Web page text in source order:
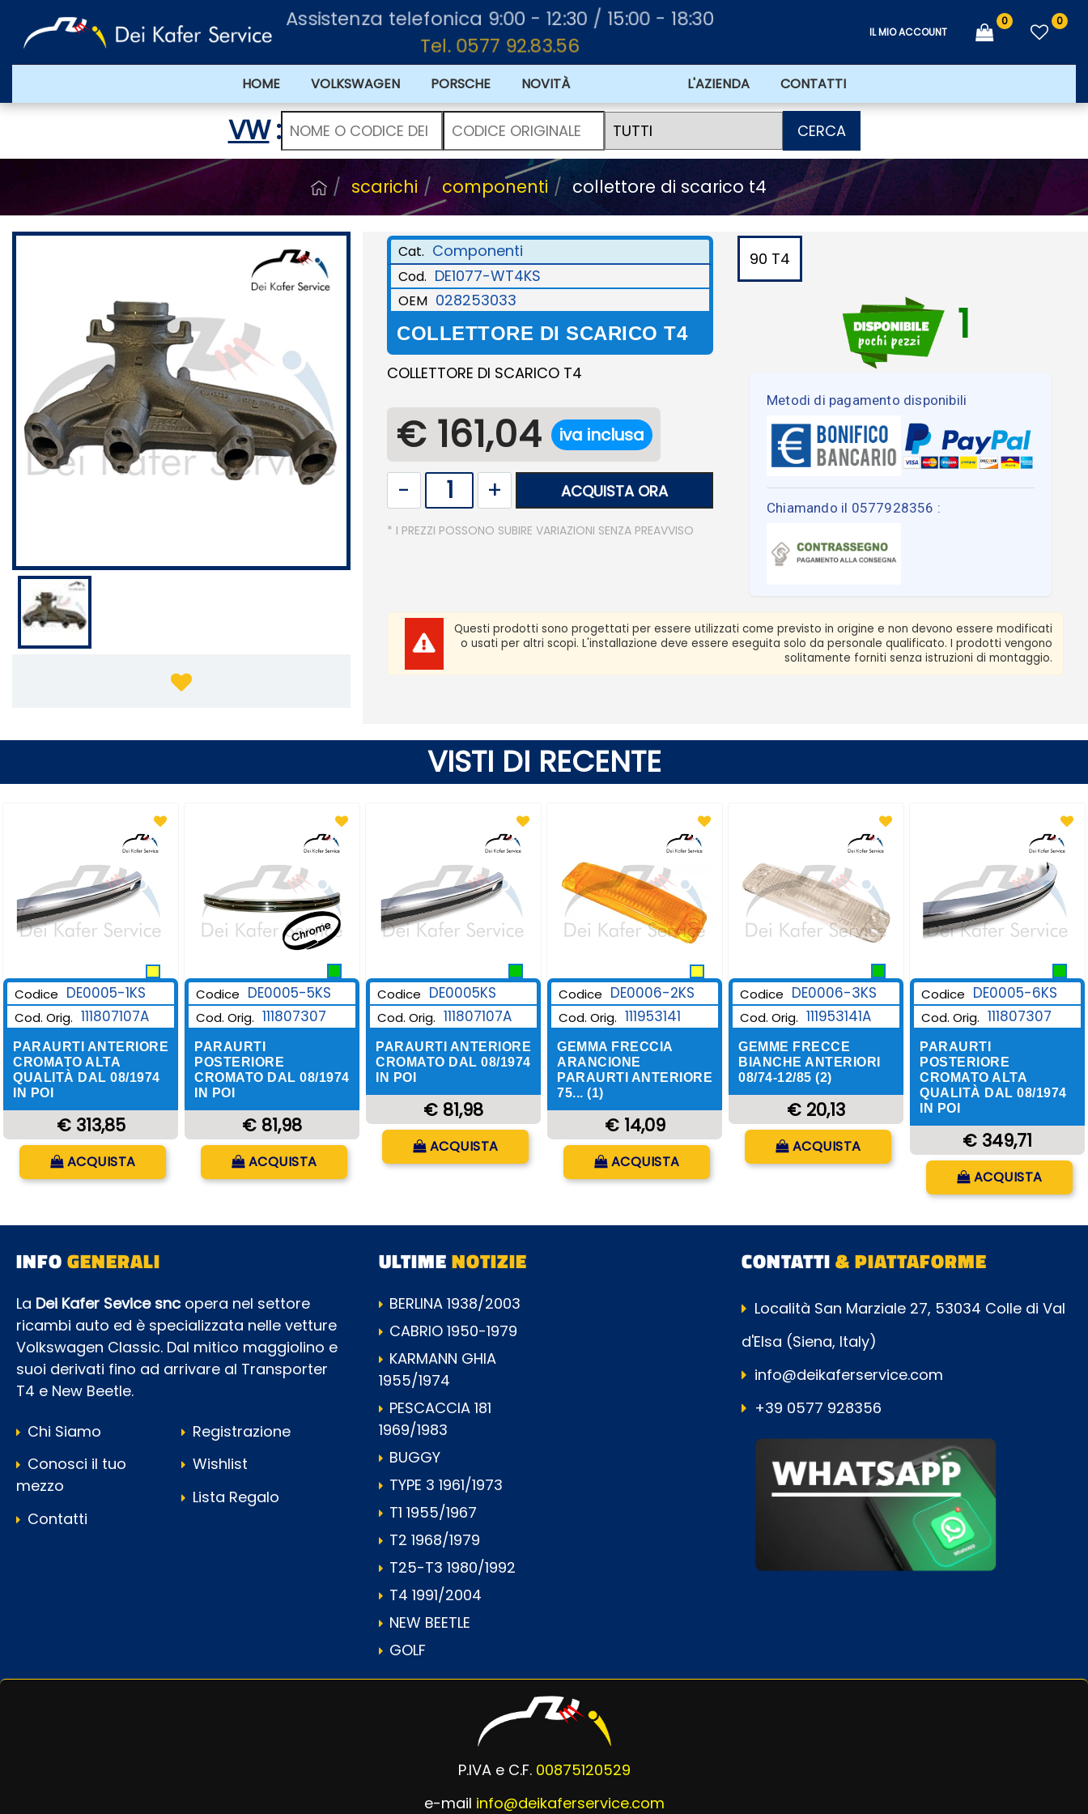
Assistenza telefonica 9:00 - 12:30 / 15:00 - 18:30
Tel. 0577 92.83.56
IL MIO ACCOUNT
0 0
HOME VOLKSWAGEN PORSCHE NOVITÀ L'AZIENDA CONTATTI
VW: CERCA
scarichi componenti collettore di scarico t4
Cat. Componenti
Cod. DE1077-WT4KS
OEM 028253033
COLLETTORE DI SCARICO T4
COLLETTORE DI SCARICO T4
€ 161,04 iva inclusa
ACQUISTA ORA
* I PREZZI POSSONO SUBIRE VARIAZIONI SENZA PREAVVISO
90 T4
1
Metodi di pagamento disponibili
Chiamando il 0577928356 :
Questi prodotti sono progettati per essere utilizzati come previsto in origine e non devono essere modificati
o usati per altri scopi. L'installazione deve essere eseguita solo da personale qualificato. I prodotti vengono
solitamente forniti senza istruzioni di montaggio.
VISTI DI RECENTE
Codice DE0005-1KS
Cod. Orig. 111807107A
PARAURTI ANTERIORE
CROMATO ALTA
QUALITÀ DAL 08/1974
IN POI
€ 313,85
Quantità
ACQUISTA
Codice DE0005-5KS
Cod. Orig. 111807307
PARAURTI
POSTERIORE
CROMATO DAL 08/1974
IN POI
€ 81,98
Quantità
ACQUISTA
Codice DE0005KS
Cod. Orig. 111807107A
PARAURTI ANTERIORE
CROMATO DAL 08/1974
IN POI
€ 81,98
Quantità
ACQUISTA
Codice DE0006-2KS
Cod. Orig. 111953141
GEMMA FRECCIA
ARANCIONE
PARAURTI ANTERIORE
75... (1)
€ 14,09
Quantità
ACQUISTA
Codice DE0006-3KS
Cod. Orig. 111953141A
GEMME FRECCE
BIANCHE ANTERIORI
08/74-12/85 (2)
€ 20,13
Quantità
ACQUISTA
Codice DE0005-6KS
Cod. Orig. 111807307
PARAURTI
POSTERIORE
CROMATO ALTA
QUALITÀ DAL 08/1974
IN POI
€ 349,71
Quantità
ACQUISTA
INFOGENERALI
La Dei Kafer Sevice snc opera nel settore
ricambi auto ed è specializzata nelle vetture
Volkswagen Classic. Dal mitico maggiolino e
suoi derivati fino ad arrivare al Transporter
T4 e New Beetle.
Chi Siamo
Conosci il tuo
mezzo
Contatti
Registrazione
Wishlist
Lista Regalo
ULTIMENOTIZIE
BERLINA 1938/2003
CABRIO 1950-1979
KARMANN GHIA
1955/1974
PESCACCIA 181
1969/1983
BUGGY
TYPE 3 1961/1973
T1 1955/1967
T2 1968/1979
T25-T3 1980/1992
T4 1991/2004
NEW BEETLE
GOLF
CONTATTI& PIATTAFORME
Località San Marziale 27, 53034 Colle di Val
d'Elsa (Siena, Italy)
info@deikaferservice.com
+39 0577 928356
P.IVA e C.F. 00875120529
e-mail info@deikaferservice.com